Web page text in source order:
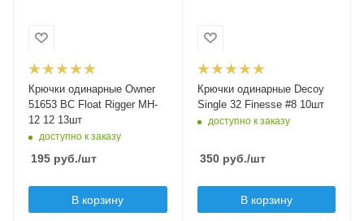
Цвет крючка
Бородка
с бородкой
Крючки одинарные Owner
51653 BC Float Rigger MH-
12 12 13шт
доступно к заказу
195 руб./шт
В корзину
10
черный
Бородка
с бородкой
Крючки одинарные Decoy
Single 32 Finesse #8 10шт
доступно к заказу
350руб./шт
В корзину